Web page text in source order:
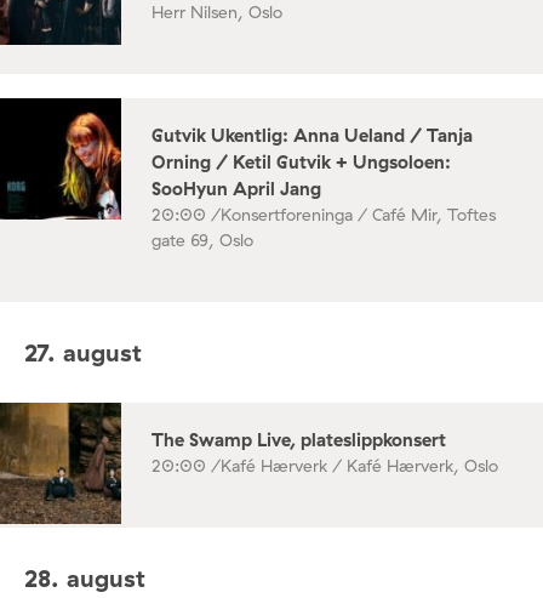
Herr Nilsen, Oslo
Gutvik Ukentlig: Anna Ueland / Tanja
Orning / Ketil Gutvik + Ungsoloen:
SooHyun April Jang
20:00 /Konsertforeninga / Café Mir, Toftes
gate 69, Oslo
27. august
The Swamp Live, plateslippkonsert
20:00 /Kafé Hærverk / Kafé Hærverk, Oslo
28. august